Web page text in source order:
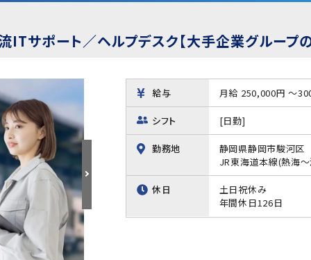
ITサポート／ヘルプデスク【大手企業グループ
給与 月給 250,000円 ～
シフト [日勤]
勤務地
静岡県静岡市駿河区
JR東海道本線(熱海
休日
土日祝休み
年間休日126日